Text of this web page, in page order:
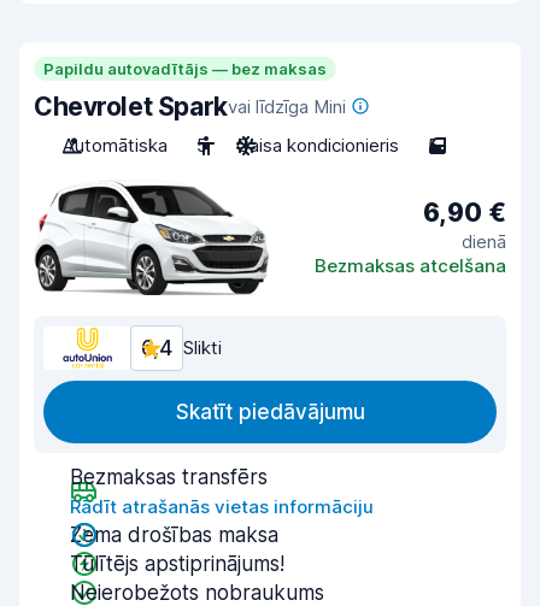
Papildu autovadītājs — bez maksas
Chevrolet Sparkvai līdzīga Mini
Automātiska
5 Gaisa kondicionieris 5
6,90 €
dienā
Bezmaksas atcelšana
6,4 Slikti
Skatīt piedāvājumu
Bezmaksas transfērs
Rādīt atrašanās vietas informāciju
Zema drošības maksa
Tūlītējs apstiprinājums!
Neierobežots nobraukums